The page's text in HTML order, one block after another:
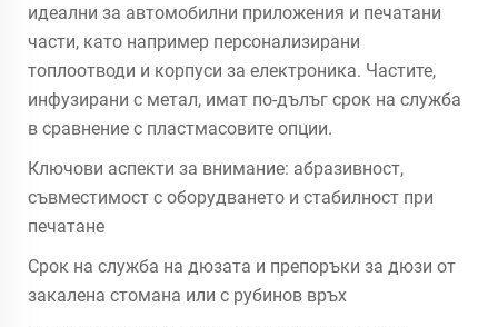
идеални за автомобилни приложения и печатани
части, като например персонализирани
топлоотводи и корпуси за електроника. Частите,
инфузирани с метал, имат по-дълъг срок на служба
в сравнение с пластмасовите опции.
Ключови аспекти за внимание: абразивност,
съвместимост с оборудването и стабилност при
печатане
Срок на служба на дюзата и препоръки за дюзи от
закалена стомана или с рубинов връх